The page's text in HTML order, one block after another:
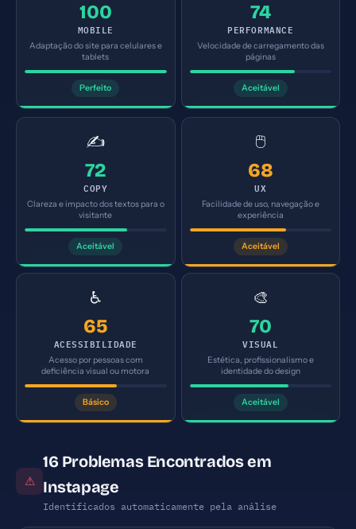
100
MOBILE
Adaptação do site para celulares e
tablets
Perfeito
74
PERFORMANCE
Velocidade de carregamento das
páginas
Aceitável
✍️
72
COPY
Clareza e impacto dos textos para o
visitante
Aceitável
🖱️
68
UX
Facilidade de uso, navegação e
experiência
Aceitável
♿
65
ACESSIBILIDADE
Acesso por pessoas com
deficiência visual ou motora
Básico
🎨
70
VISUAL
Estética, profissionalismo e
identidade do design
Aceitável
⚠
16 Problemas Encontrados em
Instapage
Identificados automaticamente pela análise